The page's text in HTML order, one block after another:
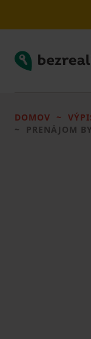
Bezrealitky
DOMOV
PRENÁJOM